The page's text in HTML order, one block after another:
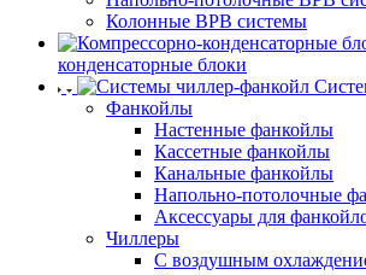
Колонные ВРВ системы
конденсаторные блоки
Фанкойлы
Настенные фанкойлы
Кассетные фанкойлы
Канальные фанкойлы
Напольно-потолочные
Аксессуары для
Чиллеры
С воздушным